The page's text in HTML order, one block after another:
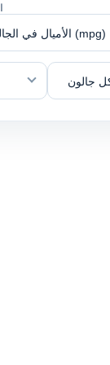
الأميال في الجالون (mpg)
جالون